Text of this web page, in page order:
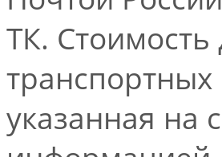
ТК. Стоимость
указанная на